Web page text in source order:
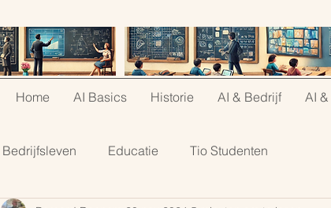
Home AI Basics Historie AI & Bedrijf AI
Bedrijfsleven Educatie Tio Studenten